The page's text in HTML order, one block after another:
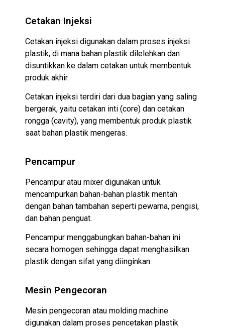
Cetakan Injeksi
Cetakan injeksi digunakan dalam proses injeksi
plastik, di mana bahan plastik dilelehkan dan
disuntikkan ke dalam cetakan untuk membentuk
produk akhir.
Cetakan injeksi terdiri dari dua bagian yang saling
bergerak, yaitu cetakan inti (core) dan cetakan
rongga (cavity), yang membentuk produk plastik
saat bahan plastik mengeras.
Pencampur
Pencampur atau mixer digunakan untuk
mencampurkan bahan-bahan plastik mentah
dengan bahan tambahan seperti pewarna, pengisi,
dan bahan penguat.
Pencampur menggabungkan bahan-bahan ini
secara homogen sehingga dapat menghasilkan
plastik dengan sifat yang diinginkan.
Mesin Pengecoran
Mesin pengecoran atau molding machine
digunakan dalam proses pencetakan plastik